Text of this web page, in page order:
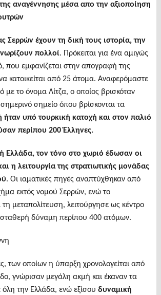
αναγέννησης μέσα απο την αξιοποίηση
Σερρών έχουν τη δική τους ιστορία, την
πολλοί. Πρόκειται για ένα αμιγώς
που εμφανίζεται στην απογραφή της
κατοικείται από 25 άτομα. Αναφερόμαστε
με το όνομα Λίτζα, ο οποίος βρισκόταν
σημείο όπου βρίσκονται τα
ήταν υπό τουρκική κατοχή και στον παλιό
περίπου 200 Έλληνες.
Ελλάδα, τον τόνο στο χωριό έδωσαν οι
η λειτουργία της στρατιωτικής μονάδας
. Οι ιαματικές πηγές αναπτύχθηκαν από
εκτός νομού Σερρών, ενώ το
μεταπολίτευση, λειτούργησε ως κέντρο
δύναμη περίπου 400 ατόμων.
των οποίων η ύπαρξη χρονολογείται από
γνώρισαν μεγάλη ακμή και έκαναν τα
την Ελλάδα, ενώ εξίσου δυναμική